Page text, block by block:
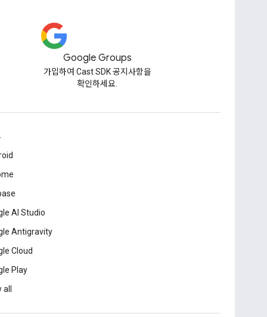
Google Groups
가입하여 Cast SDK 공지사항을
확인하세요.
AI Studio
Antigravity
Cloud
Play